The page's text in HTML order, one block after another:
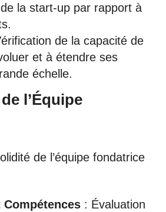
la start-up par rapport à
de la capacité de
et à étendre ses
échelle.
l’Équipe
de l’équipe fondatrice
Compétences : Évaluation